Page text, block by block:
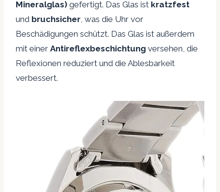
Mineralglas) gefertigt. Das Glas ist kratzfest
und bruchsicher , was die Uhr vor
Beschädigungen schützt. Das Glas ist außerdem
mit einer Antireflexbeschichtung versehen, die
Reflexionen reduziert und die Ablesbarkeit
verbessert.